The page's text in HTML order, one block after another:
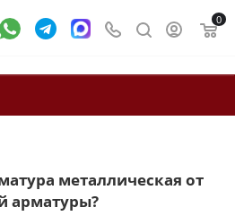
0
металлическая от
арматуры?